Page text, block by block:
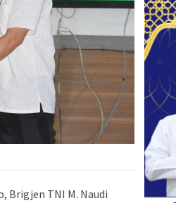
Brigjen TNI M. Naudi